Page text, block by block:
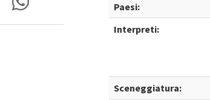
Paesi:
Interpreti:
Sceneggiatura: